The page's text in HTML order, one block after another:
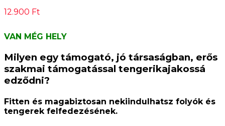
12.900 Ft
VAN MÉG HELY
Milyen egy támogató, jó társaságban, erős
szakmai támogatással tengerikajakossá
edződni?
Fitten és magabiztosan nekiindulhatsz folyók és
tengerek felfedezésének.